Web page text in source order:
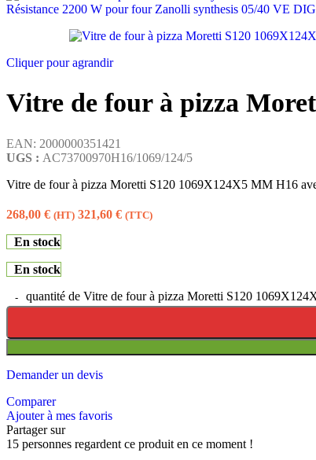
Résistance 2200 W pour four Zanolli synthesis 05/40 VE
Cliquer pour agrandir
Vitre de four à pizza
EAN: 2000000351421
UGS : AC73700970H16/1069/124/5
Vitre de four à pizza Moretti S120 1069X124X5 MM H16
268,00 € (HT) 321,60 € (TTC)
En stock
En stock
quantité de Vitre de four à pizza Moretti S120
Demander un devis
Comparer
Ajouter à mes favoris
Partager sur
15 personnes regardent ce produit en ce moment !